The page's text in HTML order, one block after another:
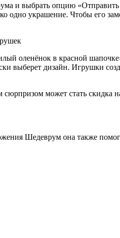
и выбрать опцию «Отправить
одно украшение. Чтобы его
оленёнок в красной
выберет дизайн. Игрушки
может стать скидка
Шедеврум она также